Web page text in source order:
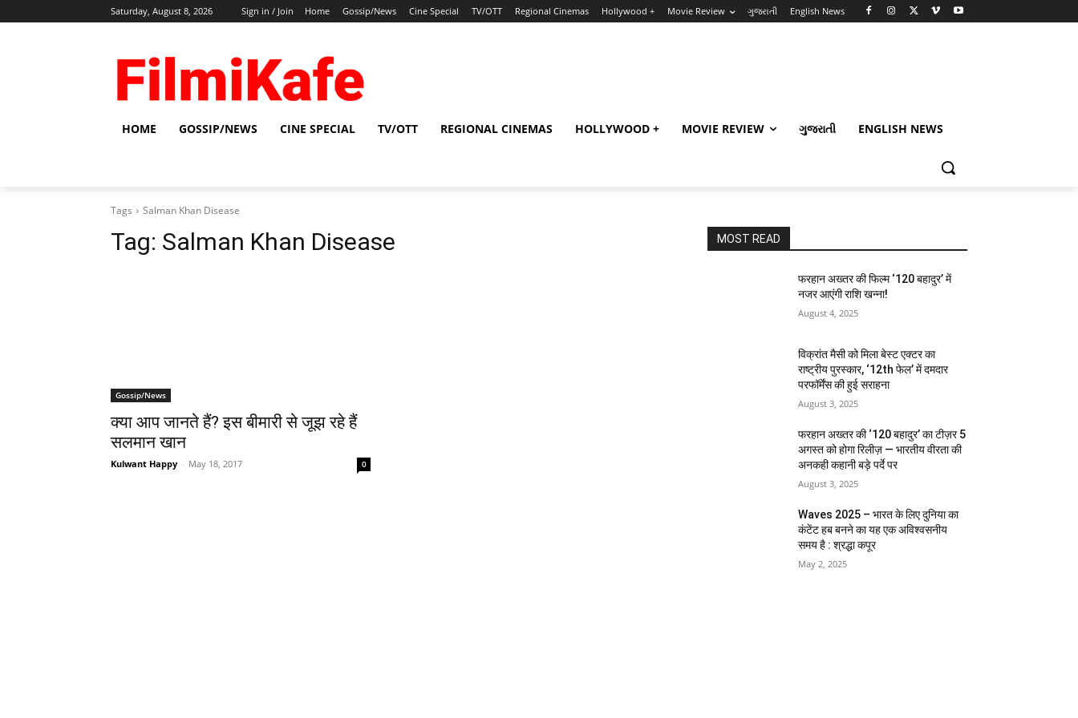
Saturday, August 8, 2026 Sign in / Join Home Gossip/News Cine Special TV/OTT Regional Cinemas Hollywood + Movie Review ગુજરાતી English News
HOME GOSSIP/NEWS CINE SPECIAL TV/OTT REGIONAL CINEMAS HOLLYWOOD + MOVIE REVIEW ગુજરાતી ENGLISH NEWS
Tags Salman Khan Disease
Tag: Salman Khan Disease
Gossip/News
क्‍या आप जानते हैं? इस बीमारी से जूझ रहे हैं
सलमान खान
Kulwant Happy - May 18, 2017 0
MOST READ
फरहान अख्तर की फिल्म ‘120 बहादुर’ में
नजर आएंगी राशि खन्ना!
August 4, 2025
विक्रांत मैसी को मिला बेस्ट एक्टर का
राष्ट्रीय पुरस्कार, ‘12th फेल’ में दमदार
परफॉर्मेंस की हुई सराहना
August 3, 2025
फरहान अख्तर की ‘120 बहादुर’ का टीज़र 5
अगस्त को होगा रिलीज़ — भारतीय वीरता की
अनकही कहानी बड़े पर्दे पर
August 3, 2025
Waves 2025 – भारत के लिए दुनिया का
कंटेंट हब बनने का यह एक अविश्वसनीय
समय है : श्रद्धा कपूर
May 2, 2025